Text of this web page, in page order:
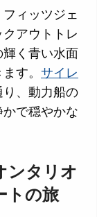
ィッツジェ
アウトトレ
く青い水面
す。 サイレ
、動力船の
で穏やかな
ンタリオ
トの旅